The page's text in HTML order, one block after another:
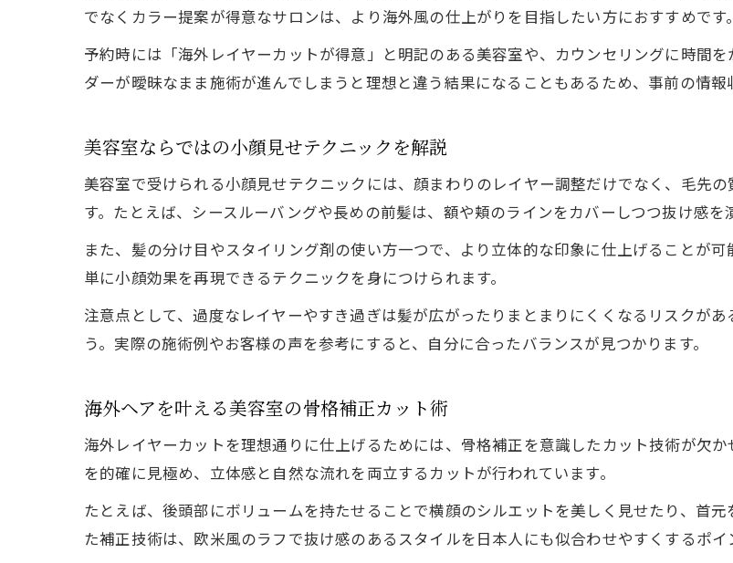
美容室のトレンド提案で新しい自分に
美しい抜け感を纏うレイヤーカット入門
美容室で始める抜け感レイヤーカッ
初めてでも安心な美容室のレイヤー
美容室の抜け感カットで毎日が楽し
でなくカラー提案が得意なサロンは、より海外風の仕上がりを目指したい方におすすめです。
予約時には「海外レイヤーカットが得意」と明記のある美容室や、カウンセリングに時間
ダーが曖昧なまま施術が進んでしまうと理想と違う結果になることもあるため、事前の情報
美容室ならではの小顔見せテクニックを解説
美容室で受けられる小顔見せテクニックには、顔まわりのレイヤー調整だけでなく、毛先
す。たとえば、シースルーバングや長めの前髪は、額や頬のラインをカバーしつつ抜け感を
また、髪の分け目やスタイリング剤の使い方一つで、より立体的な印象に仕上げることが
単に小顔効果を再現できるテクニックを身につけられます。
注意点として、過度なレイヤーやすき過ぎは髪が広がったりまとまりにくくなるリスクが
う。実際の施術例やお客様の声を参考にすると、自分に合ったバランスが見つかります。
海外ヘアを叶える美容室の骨格補正カット術
海外レイヤーカットを理想通りに仕上げるためには、骨格補正を意識したカット技術が欠
を的確に見極め、立体感と自然な流れを両立するカットが行われています。
たとえば、後頭部にボリュームを持たせることで横顔のシルエットを美しく見せたり、首
た補正技術は、欧米風のラフで抜け感のあるスタイルを日本人にも似合わせやすくするポイ